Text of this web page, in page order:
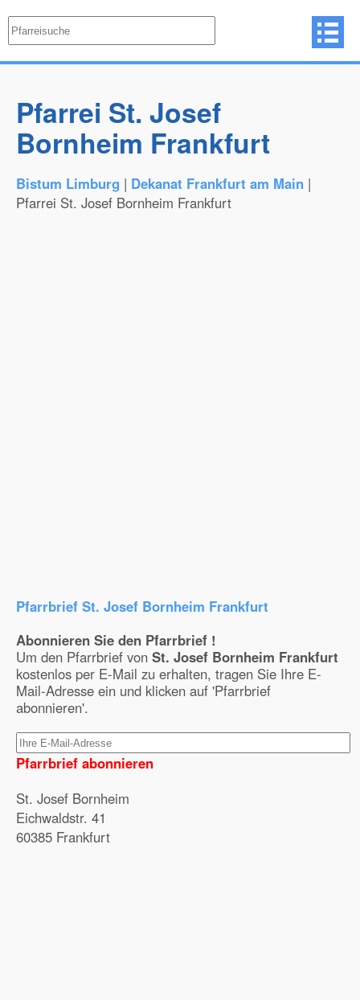
Pfarrei St. Josef
Bornheim Frankfurt
Bistum Limburg | Dekanat Frankfurt am Main |
Pfarrei St. Josef Bornheim Frankfurt
Pfarrbrief St. Josef Bornheim Frankfurt
Abonnieren Sie den Pfarrbrief !
Um den Pfarrbrief von St. Josef Bornheim Frankfurt
kostenlos per E-Mail zu erhalten, tragen Sie Ihre E-
Mail-Adresse ein und klicken auf 'Pfarrbrief
abonnieren'.
Pfarrbrief abonnieren
St. Josef Bornheim
Eichwaldstr. 41
60385 Frankfurt